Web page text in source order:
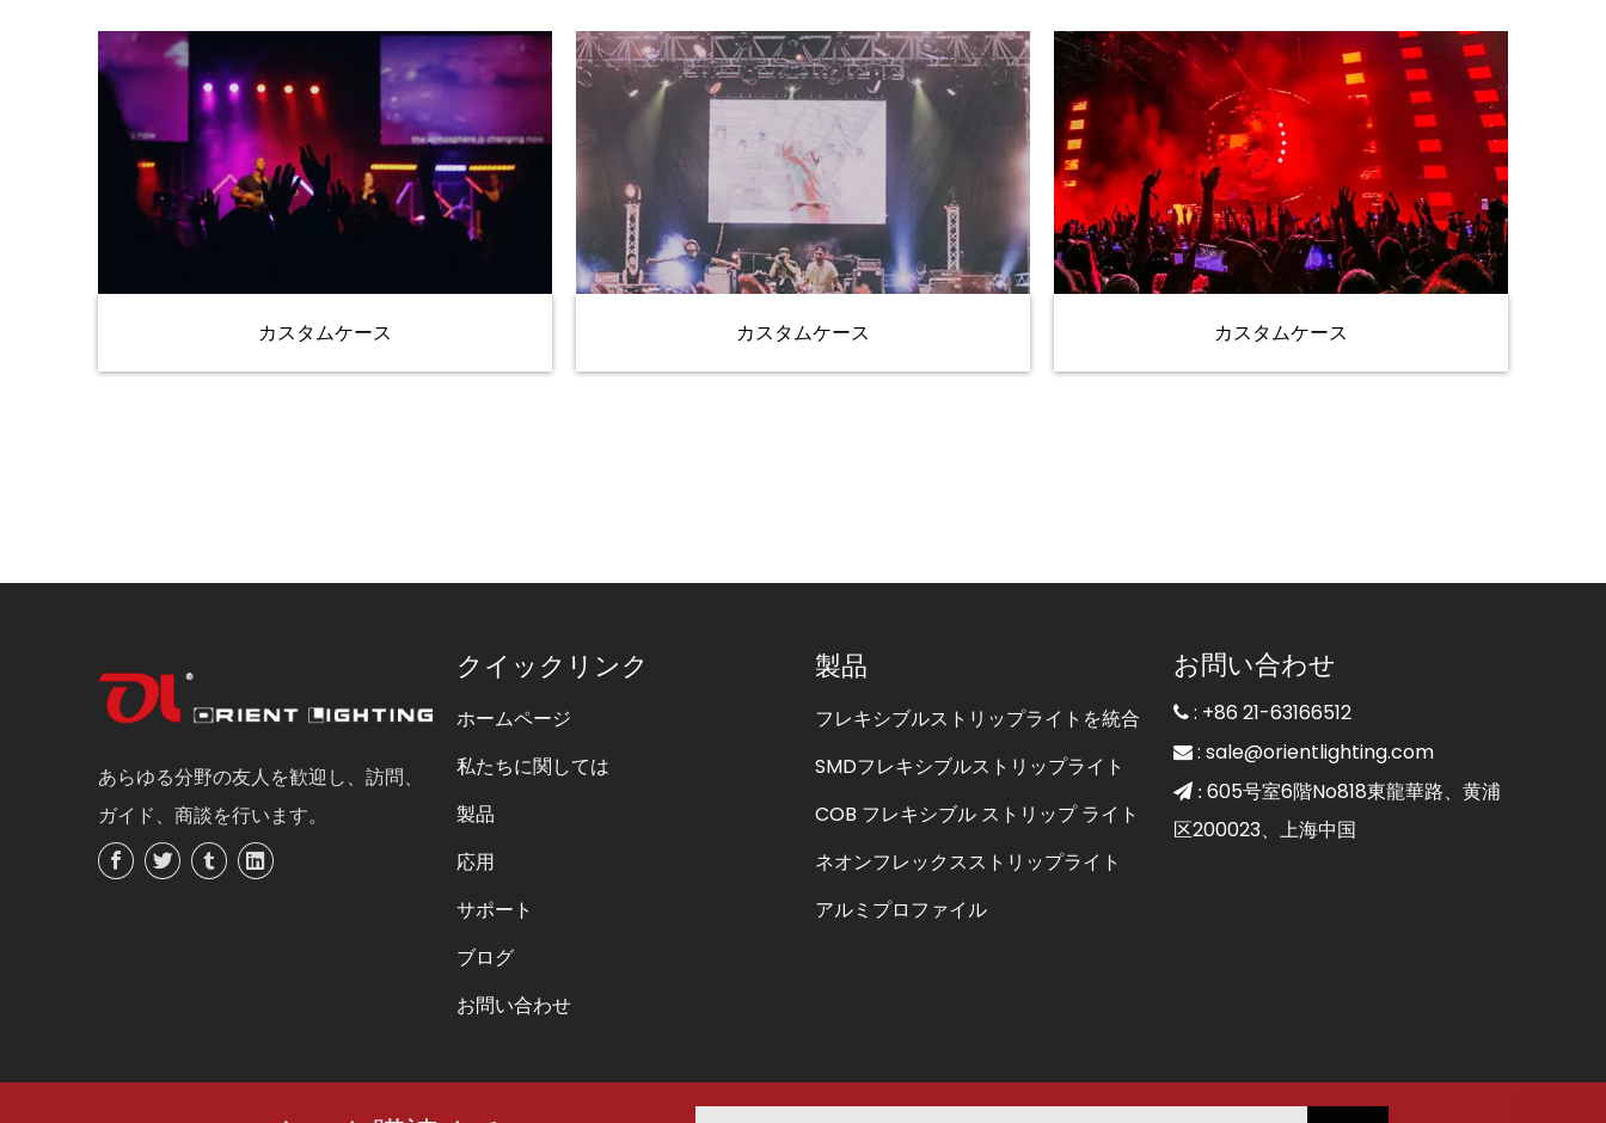
カスタムケース カスタムケース カスタムケース
あらゆる分野の友人を歓迎し、訪問、
ガイド、商談を行います。
クイックリンク
ホームページ
私たちに関しては
製品
応用
サポート
ブログ
お問い合わせ
製品
フレキシブルストリップライトを統合
SMDフレキシブルストリップライト
COB フレキシブル ストリップ ライト
ネオンフレックスストリップライト
アルミプロファイル
お問い合わせ
 : +86 21-63166512
 : sale@orientlighting.com
 : 605号室6階No818東龍華路、黄浦
区200023、上海中国